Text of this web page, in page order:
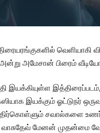
வெளியாகி
அமேசான் பிரைம் வீடியோ
இயக்கியுள்ள இத்திரைப்படம்,
இயக்கும் ஓட்டுநர்
சவால்களை
மேனன் முதன்மை